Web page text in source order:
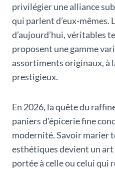
privilégier une alliance
qui parlent d’eux-mêmes.
d’aujourd’hui, véritables
proposent une gamme
assortiments originaux, à
prestigieux.
En 2026, la quête du
paniers d’épicerie fine
modernité. Savoir marier
esthétiques devient un
portée à celle ou celui qui